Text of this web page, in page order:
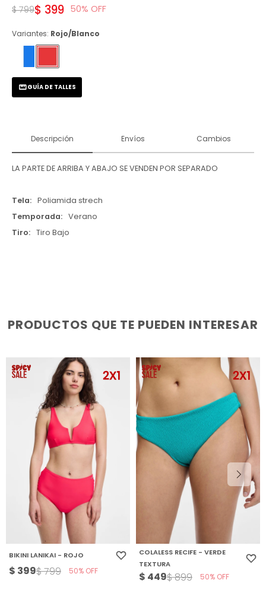
$ 399
$ 799 50
Variantes: Rojo/Blanco
GUÍA DE TALLES
Descripción Envíos Cambios
LA PARTE DE ARRIBA Y ABAJO SE VENDEN POR SEPARADO
Tela
Poliamida strech
Temporada
Verano
Tiro
Tiro Bajo
PRODUCTOS QUE TE PUEDEN INTERESAR
BIKINI LANIKAI - ROJO
$ 399$799 50
COLALESS RECIFE - VERDE
TEXTURA
$ 449$899 50